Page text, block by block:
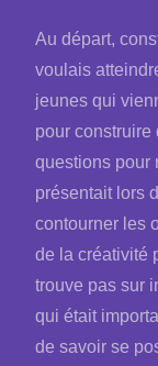
Au départ,
voulais
jeunes qui
pour construire
questions pour
présentait lors
contourner les
de la créativité
trouve pas sur
qui était
de savoir se